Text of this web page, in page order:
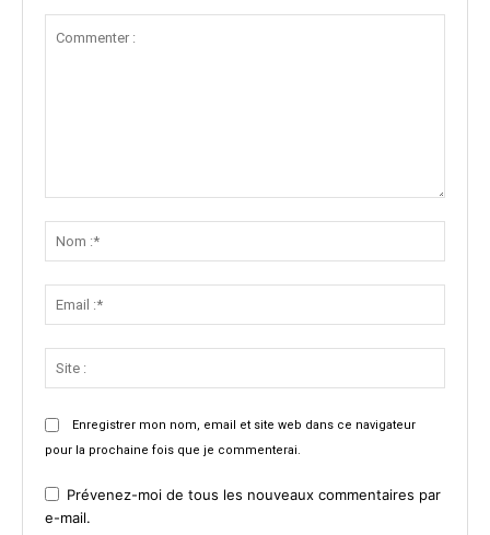
Enregistrer mon nom, email et site web dans ce navigateur
pour la prochaine fois que je commenterai.
Prévenez-moi de tous les nouveaux commentaires par
e-mail.